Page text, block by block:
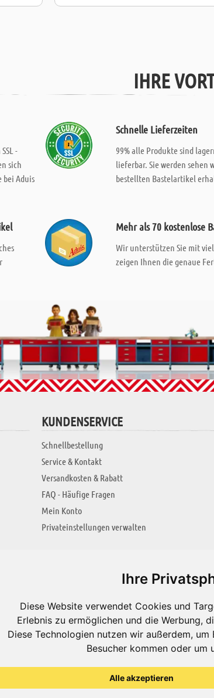
Ihre
Diese Website verwendet Cookies und
Erlebnis zu ermöglichen und die Werbung,
Diese Technologien nutzen wir außerdem,
Besucher kommen oder um
Alle akzeptieren
IHRE
-
sich
bei Aduis
Schnelle Lieferzeiten
99% alle Produkte sind
lieferbar. Sie werden sehen
bestellten Bastelartikel
Mehr als 70 kostenlose
Wir unterstützen Sie mit
zeigen Ihnen die genaue
KUNDENSERVICE
Schnellbestellung
Service & Kontakt
Versandkosten & Rabatt
FAQ - Häufige Fragen
Mein Konto
Privateinstellungen verwalten
Jobs
Impressum
Datenschutzerklärung